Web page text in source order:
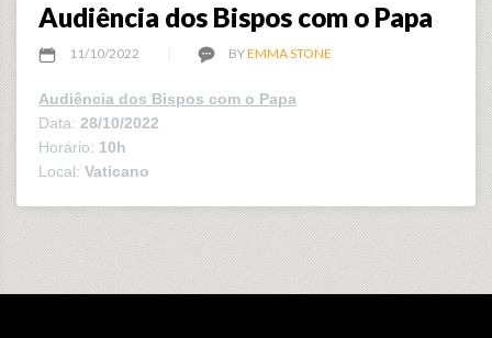
Audiência dos Bispos com o Papa
11/10/2022 BYEMMA STONE
Audiência dos Bispos com o Papa
Data: 28/10/2022
Horário: 10h
Local: Vaticano